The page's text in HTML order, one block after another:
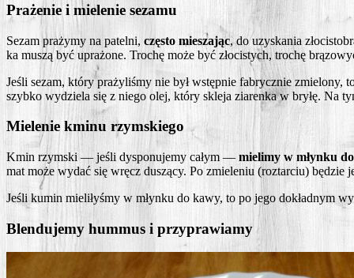
Prażenie i mielenie sezamu
Sezam pra­ży­my na patel­ni, czę­sto mie­sza­jąc, do uzy­ska­nia
ka muszą być upra­żo­ne. Tro­chę może być zło­ci­stych, tro­chę
Jeśli sezam, któ­ry pra­ży­li­śmy nie był wstęp­nie fabrycz­nie
szyb­ko wydzie­la się z nie­go olej, któ­ry skle­ja zia­ren­ka w bry­łę. Na
Mielenie kminu rzymskiego
Kmin rzym­ski — jeśli dys­po­nu­je­my całym —mie­li­my w młyn­ku
mat może wydać się wręcz duszą­cy. Po zmie­le­niu (roz­tar­ciu) będzie
Jeśli kumin mie­li­ły­śmy w młyn­ku do kawy, to po jego dokład­nym
Blendujemy hummus i przyprawiamy